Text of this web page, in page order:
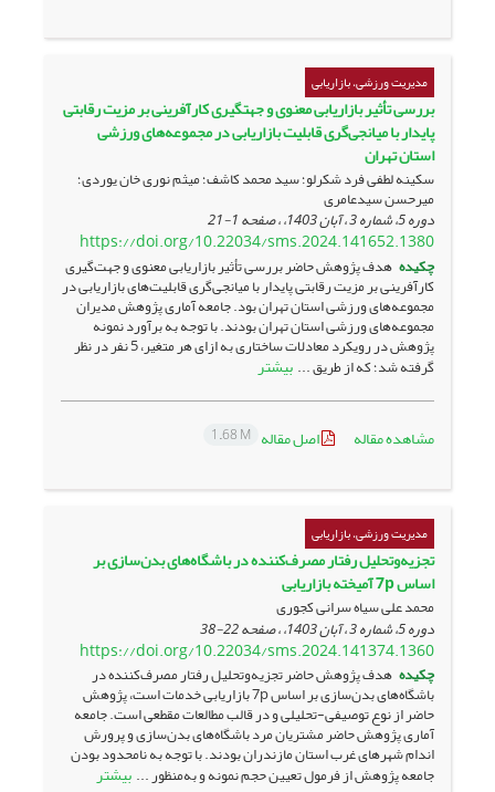
مدیریت ورزشی، بازاریابی
بررسی تأثیر بازاریابی معنوی و جهتگیری کارآفرینی بر مزیت ‌رقابتی
پایدار با میانجی‌گری قابلیت بازاریابی در مجموعه‌های ورزشی
استان تهران
سکینه لطفی فرد شکرلو؛ سید محمد کاشف؛ میثم نوری خان یوردی؛
میرحسن سیدعامری
دوره 5، شماره 3 ، آبان 1403، ، صفحه 1-21
https://doi.org/10.22034/sms.2024.141652.1380
چکیده هدف پژوهش حاضر بررسی تأثیر بازاریابی معنوی و جهت‌گیری
کارآفرینی بر مزیت رقابتی ­پایدار با میانجی‌گری قابلیت‌های بازاریابی در
مجموعه‌های ورزشی استان تهران بود. جامعه آماری پژوهش مدیران
مجموعه‌های ورزشی استان تهران بودند. با توجه به برآورد نمونه
پژوهش در رویکرد معادلات ساختاری به ازای هر متغیر، 5 نفر در نظر
گرفته شد؛ که از طریق ... بیشتر
مشاهده مقاله اصل مقاله 1.68 M
مدیریت ورزشی، بازاریابی
تجزیه‌وتحلیل رفتار مصرف‌کننده در باشگاه‌های بدن‌سازی بر
اساس 7p آمیخته بازاریابی
محمد علی سیاه سرانی کجوری
دوره 5، شماره 3 ، آبان 1403، ، صفحه 22-38
https://doi.org/10.22034/sms.2024.141374.1360
چکیده هدف پژوهش حاضر تجزیه‌وتحلیل رفتار مصرف‌کننده در
باشگاه‌های بدن‌سازی بر اساس 7p بازاریابی خدمات است، پژوهش
حاضر از نوع توصیفی-تحلیلی و در قالب مطالعات مقطعی است. جامعه
آماری پژوهش حاضر مشتریان مرد باشگاه‌های بدن‌سازی و پرورش
اندام شهرهای غرب استان مازندران بودند. با توجه به نامحدود بودن
جامعه پژوهش از فرمول تعیین حجم نمونه و به‌منظور ... بیشتر